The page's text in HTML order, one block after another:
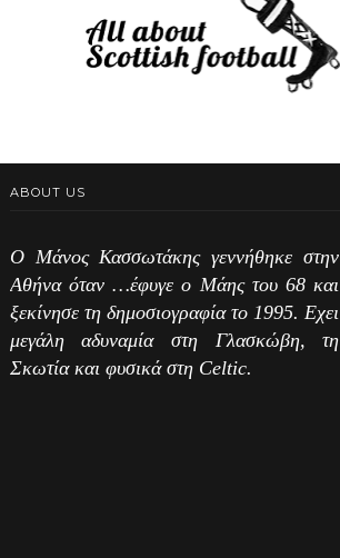
ABOUT US
Ο Μάνος Κασσωτάκης γεννήθηκε στην
Αθήνα όταν …έφυγε ο Μάης του 68 και
ξεκίνησε τη δημοσιογραφία το 1995. Εχει
μεγάλη αδυναμία στη Γλασκώβη, τη
Σκωτία και φυσικά στη Celtic.